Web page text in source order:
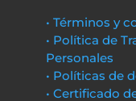
• Términos y
• Política de
Personales
• Políticas de
• Certificado